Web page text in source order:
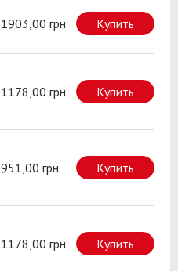
1903,00 грн. Купить
1178,00 грн. Купить
951,00 грн. Купить
1178,00 грн. Купить